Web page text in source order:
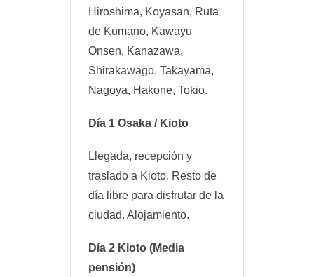
Hiroshima, Koyasan, Ruta
de Kumano, Kawayu
Onsen, Kanazawa,
Shirakawago, Takayama,
Nagoya, Hakone, Tokio.
Día 1 Osaka / Kioto
Llegada, recepción y
traslado a Kioto. Resto de
día libre para disfrutar de la
ciudad. Alojamiento.
Día 2 Kioto (Media
pensión)